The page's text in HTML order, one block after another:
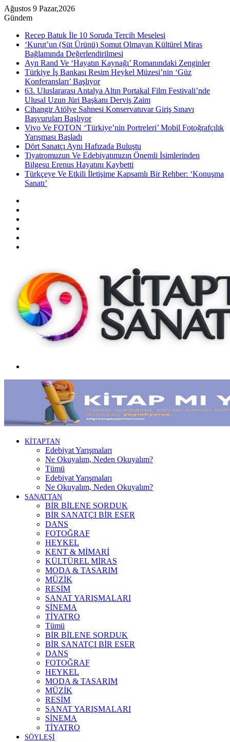
Ağustos 9 Pazar,2026
Gündem
Recep Batuk İle 10 Soruda Tercih Meselesi
‘Kurut’un (Süt Ürünü) Somut Olmayan Kültürel Miras
Bağlamında Değerlendirilmesi
Ayn Rand Ve ‘Hayatın Kaynağı’ Romanındaki Zenginler
Türkiye İş Bankası Resim Heykel Müzesi’nin ‘Güz
Konferansları’ Başlıyor
63. Uluslararası Antalya Altın Portakal Film Festivali’nde
Ulusal Uzun Jüri Başkanı Derviş Zaim
Cihangir Atölye Sahnesi Konservatuvar Giriş Sınavı
Başvuruları Başlıyor
Vivo Ve FOTON ‘Türkiye’nin Portreleri’ Mobil Fotoğrafçılık
Yarışması Başladı
Dört Sanatçı Aynı Hafızada Buluştu
Tiyatromuzun Ve Edebiyatımızın Önemli İsimlerinden
Bilgesu Erenus Hayatını Kaybetti
Türkçeye Ve Etkili İletişime Kapsamlı Bir Rehber: ‘Konuşma
Sanatı’
KİTAPTAN
Edebiyat Yarışmaları
Ne Okuyalım, Neden Okuyalım?
Tümü
Edebiyat Yarışmaları
Ne Okuyalım, Neden Okuyalım?
SANATTAN
BİR BİLENE SORDUK
BİR SANATÇI BİR ESER
DANS
FOTOĞRAF
HEYKEL
KENT & MİMARİ
KÜLTÜREL MİRAS
MODA & TASARIM
MÜZİK
RESİM
SANAT YARIŞMALARI
SİNEMA
TİYATRO
Tümü
BİR BİLENE SORDUK
BİR SANATÇI BİR ESER
DANS
FOTOĞRAF
HEYKEL
MODA & TASARIM
MÜZİK
RESİM
SANAT YARIŞMALARI
SİNEMA
TİYATRO
SÖYLEŞİ